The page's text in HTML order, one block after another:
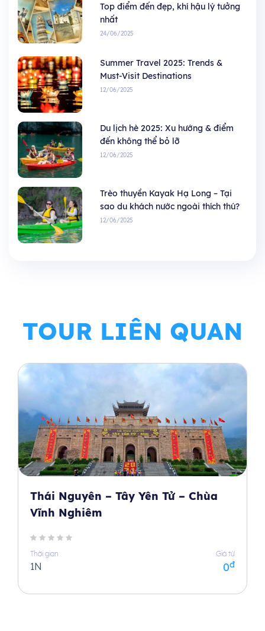
Top điểm đến đẹp, khí hậu lý tưởng
nhất
24/06/2025
Summer Travel 2025: Trends &
Must-Visit Destinations
12/06/2025
Du lịch hè 2025: Xu hướng & điểm
đến không thể bỏ lỡ
12/06/2025
Trèo thuyền Kayak Hạ Long – Tại
sao du khách nước ngoài thích thú?
12/06/2025
TOUR LIÊN QUAN
Thái Nguyên – Tây Yên Tử – Chùa
Vĩnh Nghiêm
Thời gian
1N
Giá từ
0đ